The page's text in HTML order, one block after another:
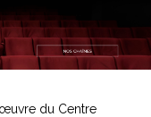
du Centre